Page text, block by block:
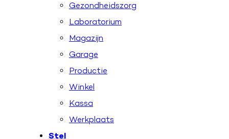
Gezondheidszorg
Laboratorium
Magazijn
Garage
Productie
Winkel
Kassa
Werkplaats
Stel